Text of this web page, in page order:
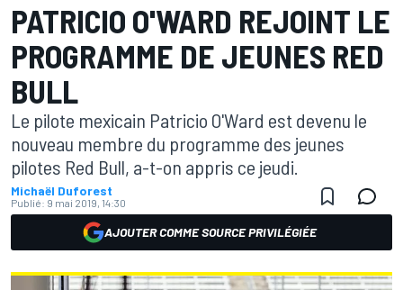
PATRICIO O'WARD REJOINT LE
PROGRAMME DE JEUNES RED
BULL
Le pilote mexicain Patricio O'Ward est devenu le
nouveau membre du programme des jeunes
pilotes Red Bull, a-t-on appris ce jeudi.
Michaël Duforest
Publié: 9 mai 2019, 14:30
AJOUTER COMME SOURCE PRIVILÉGIÉE